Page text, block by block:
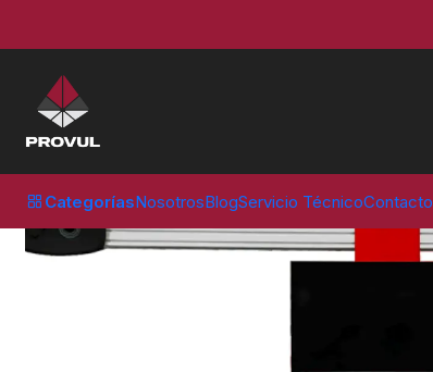
CategoríasNosotrosBlogServicio TécnicoContacto